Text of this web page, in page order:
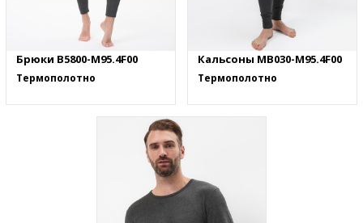
Брюки B5800-M95.4F00
Термополотно
Кальсоны MB030-M95.4F00
Термополотно